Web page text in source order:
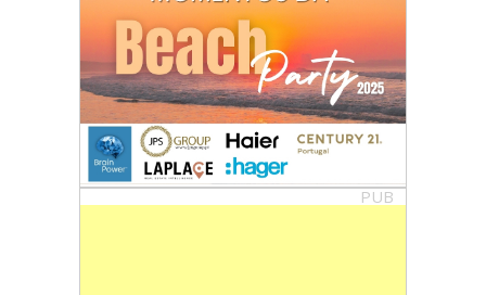
PUB